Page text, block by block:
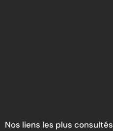
Nos liens les plus consultés